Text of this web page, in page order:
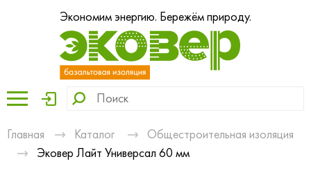
Экономим энергию. Бережём природу.
Главная Каталог
Общестроительная изоляция
Эковер Лайт Универсал 60 мм